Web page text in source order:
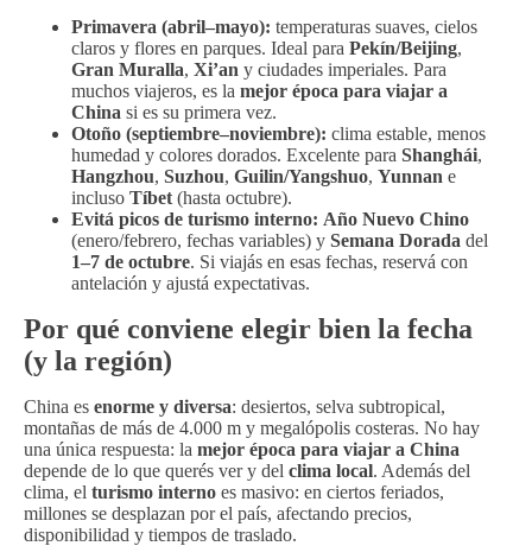
Primavera (abril–mayo): temperaturas suaves, cielos
claros y flores en parques. Ideal para Pekín/Beijing,
Gran Muralla, Xi’an y ciudades imperiales. Para
muchos viajeros, es la mejor época para viajar a
China si es su primera vez.
Otoño (septiembre–noviembre): clima estable, menos
humedad y colores dorados. Excelente para Shanghái,
Hangzhou, Suzhou, Guilin/Yangshuo, Yunnan e
incluso Tíbet (hasta octubre).
Evitá picos de turismo interno: Año Nuevo Chino
(enero/febrero, fechas variables) y Semana Dorada del
1–7 de octubre. Si viajás en esas fechas, reservá con
antelación y ajustá expectativas.
Por qué conviene elegir bien la fecha
(y la región)
China es enorme y diversa: desiertos, selva subtropical,
montañas de más de 4.000 m y megalópolis costeras. No hay
una única respuesta: la mejor época para viajar a China
depende de lo que querés ver y del clima local. Además del
clima, el turismo interno es masivo: en ciertos feriados,
millones se desplazan por el país, afectando precios,
disponibilidad y tiempos de traslado.